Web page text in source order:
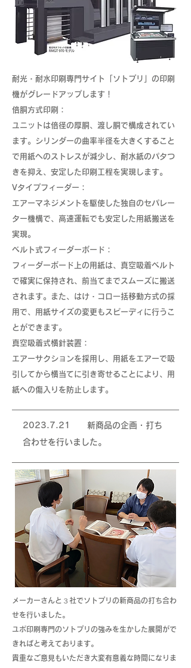
耐光・耐水印刷専門サイト「ソトプリ」の印刷
機がグレードアップします！
倍胴方式印刷：
ユニットは倍径の厚胴、渡し胴で構成されてい
ます。シリンダーの曲率半径を大きくすること
で用紙へのストレスが減少し、耐水紙のパタつ
きを抑え、安定した印刷工程を実現します。
Vタイプフィーダー：
エアーマネジメントを駆使した独自のセパレー
ター機構で、高速運転でも安定した用紙搬送を
実現。
ベルト式フィーダーボード：
フィーダーボード上の用紙は、真空吸着ベルト
で確実に保持され、前当てまでスムーズに搬送
されます。また、はけ・コロ一括移動方式の採
用で、用紙サイズの変更もスピーディに行うこ
とができます。
真空吸着式横針装置：
エアーサクションを採用し、用紙をエアーで吸
引してから横当てに引き寄せることにより、用
紙への傷入りを防止します。
2023.7.21
新商品の企画・打ち
合わせを行いました。
メーカーさんと３社でソトプリの新商品の打ち合わ
せを行いました。
ユポ印刷専門のソトプリの強みを生かした展開がで
きればと考えております。
貴重なご意見もいただき大変有意義な時間になりま